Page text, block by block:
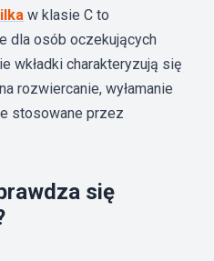
w klasie C to
dla osób oczekujących
wkładki charakteryzują się
rozwiercanie, wyłamanie
stosowane przez
się